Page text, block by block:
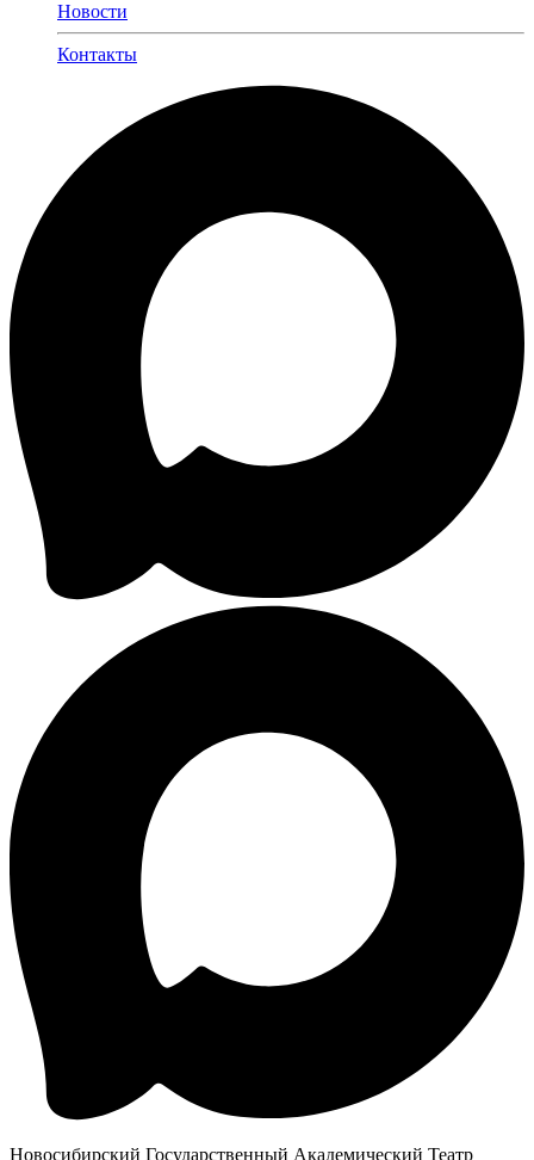
Новости
Контакты
Новосибирский Государственный Академический Театр